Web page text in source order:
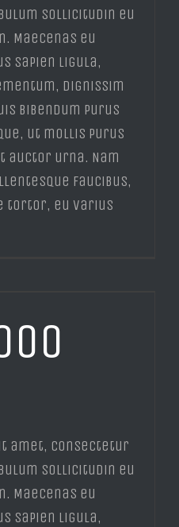
sollicitudin eu
Maecenas eu
sapien ligula,
dignissim
bibendum purus
ut mollis purus
auctor urna. Nam
faucibus,
tortor, eu varius
amet, consectetur
sollicitudin eu
Maecenas eu
sapien ligula,